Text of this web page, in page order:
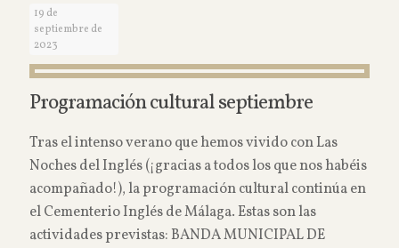
19 de
septiembre de
2023
Programación cultural septiembre
Tras el intenso verano que hemos vivido con Las
Noches del Inglés (¡gracias a todos los que nos habéis
acompañado!), la programación cultural continúa en
el Cementerio Inglés de Málaga. Estas son las
actividades previstas: BANDA MUNICIPAL DE